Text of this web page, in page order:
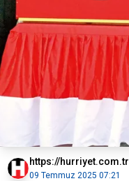
https://hurriyet.com.tr
09 Temmuz 2025 07:21